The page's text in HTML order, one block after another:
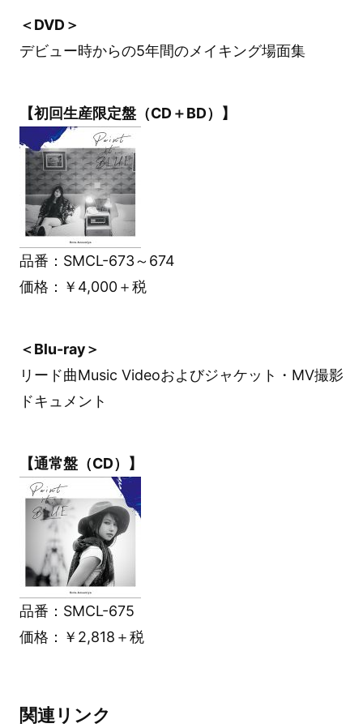
＜DVD＞
デビュー時からの5年間のメイキング場面集
【初回生産限定盤（CD＋BD）】
品番：SMCL-673～674
価格：￥4,000＋税
＜Blu-ray＞
リード曲Music Videoおよびジャケット・MV撮影
ドキュメント
【通常盤（CD）】
品番：SMCL-675
価格：￥2,818＋税
関連リンク